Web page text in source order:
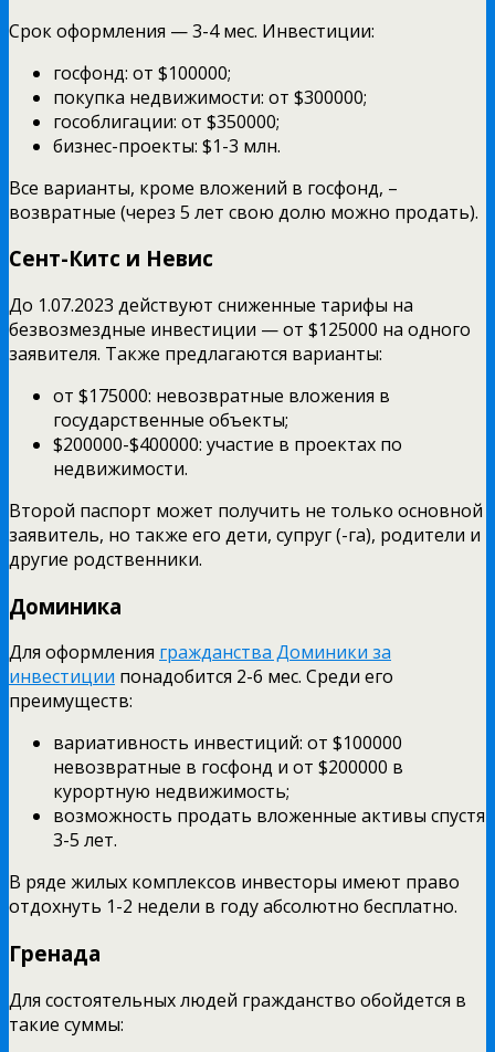
Срок оформления — 3-4 мес. Инвестиции:
госфонд: от $100000;
покупка недвижимости: от $300000;
гособлигации: от $350000;
бизнес-проекты: $1-3 млн.
Все варианты, кроме вложений в госфонд, –
возвратные (через 5 лет свою долю можно продать).
Сент-Китс и Невис
До 1.07.2023 действуют сниженные тарифы на
безвозмездные инвестиции — от $125000 на одного
заявителя. Также предлагаются варианты:
от $175000: невозвратные вложения в
государственные объекты;
$200000-$400000: участие в проектах по
недвижимости.
Второй паспорт может получить не только основной
заявитель, но также его дети, супруг (-га), родители и
другие родственники.
Доминика
Для оформления гражданства Доминики за
инвестиции понадобится 2-6 мес. Среди его
преимуществ:
вариативность инвестиций: от $100000
невозвратные в госфонд и от $200000 в
курортную недвижимость;
возможность продать вложенные активы спустя
3-5 лет.
В ряде жилых комплексов инвесторы имеют право
отдохнуть 1-2 недели в году абсолютно бесплатно.
Гренада
Для состоятельных людей гражданство обойдется в
такие суммы: